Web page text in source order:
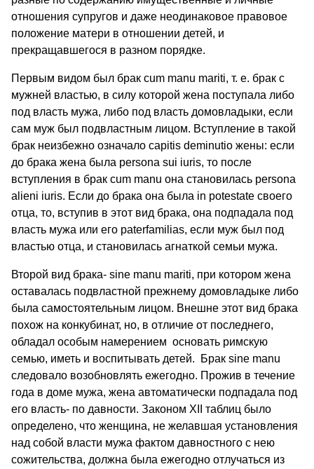
отношения супругов и даже неодинаковое правовое
положение матери в отношении детей, и
прекращавшегося в разном порядке.
Первым видом был брак cum manu mariti, т. е. брак с
мужней властью, в силу которой жена поступала либо
под власть мужа, либо под власть домовладыки, если
сам муж был подвластным лицом. Вступление в такой
брак неизбежно означало capitis deminutio жены: если
до брака жена была persona sui iuris, то после
вступления в брак cum manu она становилась persona
alieni iuris. Если до брака она была in potestate своего
отца, то, вступив в этот вид брака, она подпадала под
власть мужа или его paterfamilias, если муж был под
властью отца, и становилась агнаткой семьи мужа.
Второй вид брака- sine manu mariti, при котором жена
оставалась подвластной прежнему домовладыке либо
была самостоятельным лицом. Внешне этот вид брака
похож на конкубинат, но, в отличие от последнего,
обладал особым намерением основать римскую
семью, иметь и воспитывать детей. Брак sine manu
следовало возобновлять ежегодно. Прожив в течение
года в доме мужа, жена автоматически подпадала под
его власть- по давности. Законом XII таблиц было
определено, что женщина, не желавшая установления
над собой власти мужа фактом давностного с нею
сожительства, должна была ежегодно отлучаться из